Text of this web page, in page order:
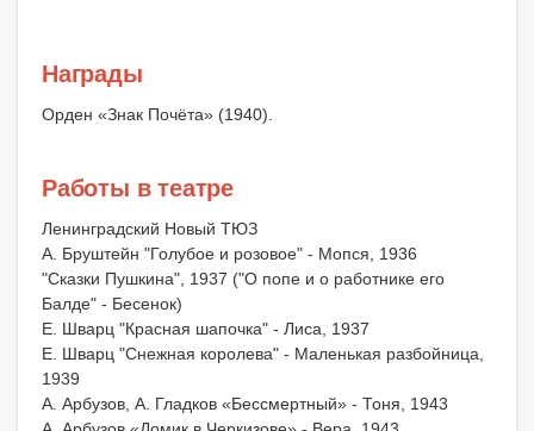
Награды
Орден «Знак Почёта» (1940).
Работы в театре
Ленинградский Новый ТЮЗ
А. Бруштейн "Голубое и розовое" - Мопся, 1936
"Сказки Пушкина", 1937 ("О попе и о работнике его
Балде" - Бесенок)
Е. Шварц "Красная шапочка" - Лиса, 1937
Е. Шварц "Снежная королева" - Маленькая разбойница,
1939
А. Арбузов, А. Гладков «Бессмертный» - Тоня, 1943